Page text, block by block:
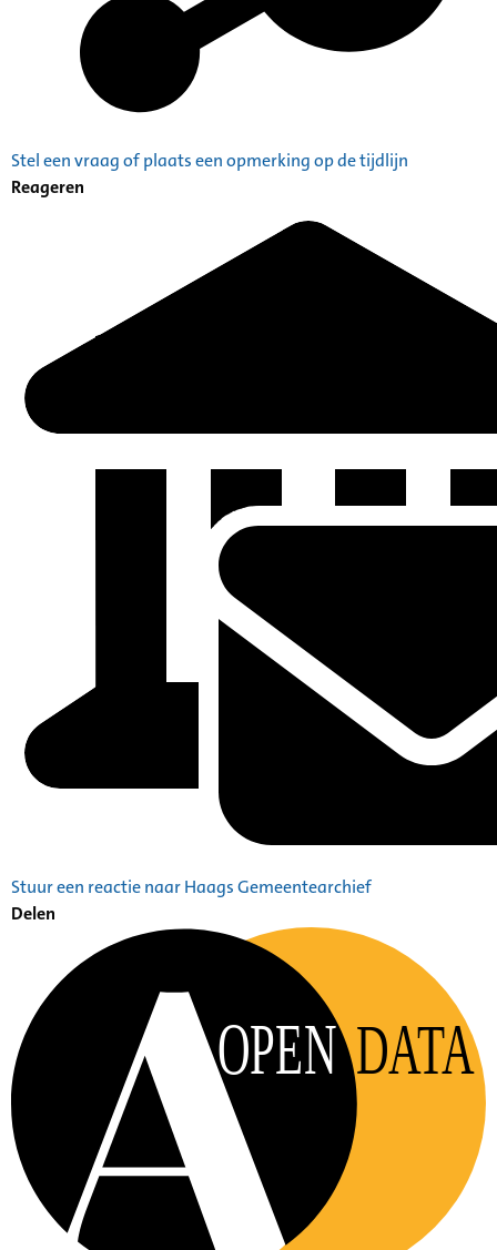
Stel een vraag of plaats een opmerking op de tijdlijn
Reageren
Stuur een reactie naar Haags Gemeentearchief
Delen
OPEN DATA